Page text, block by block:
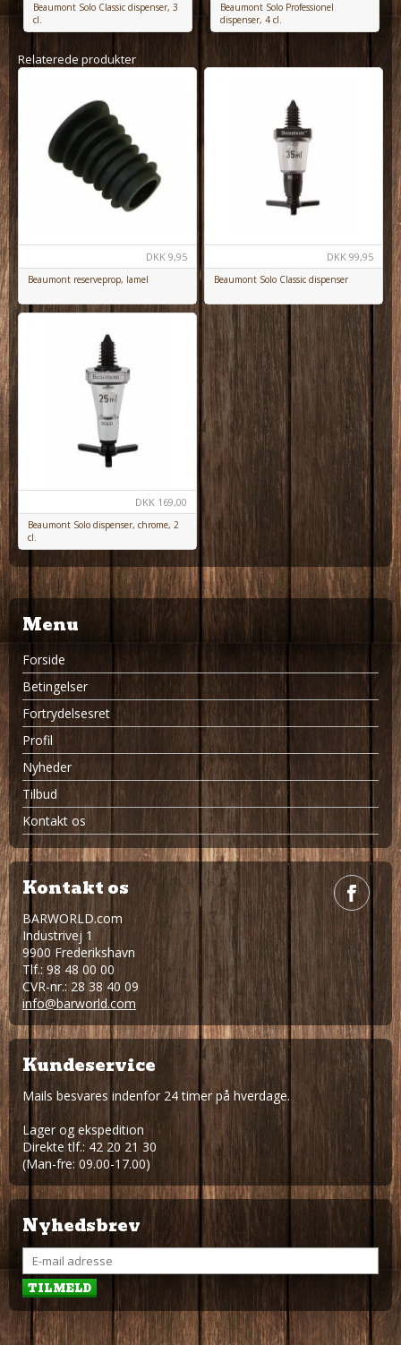
Beaumont Solo Classic dispenser, 3
cl.
Beaumont Solo Professionel
dispenser, 4 cl.
Relaterede produkter
DKK 9,95
Beaumont reserveprop, lamel
DKK 99,95
Beaumont Solo Classic dispenser
DKK 169,00
Beaumont Solo dispenser, chrome, 2
cl.
Menu
Forside
Betingelser
Fortrydelsesret
Profil
Nyheder
Tilbud
Kontakt os
Kontakt os
BARWORLD.com
Industrivej 1
9900 Frederikshavn
Tlf.: 98 48 00 00
CVR-nr.: 28 38 40 09
info@barworld.com
Kundeservice
Mails besvares indenfor 24 timer på hverdage.
Lager og ekspedition
Direkte tlf.: 42 20 21 30
(Man-fre: 09.00-17.00)
Nyhedsbrev